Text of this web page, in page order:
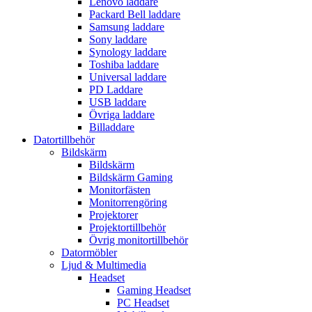
Packard Bell laddare
Samsung laddare
Sony laddare
Synology laddare
Toshiba laddare
Universal laddare
PD Laddare
USB laddare
Övriga laddare
Billaddare
Datortillbehör
Bildskärm
Bildskärm
Bildskärm Gaming
Monitorfästen
Monitorrengöring
Projektorer
Projektortillbehör
Övrig monitortillbehör
Datormöbler
Ljud & Multimedia
Headset
Gaming Headset
PC Headset